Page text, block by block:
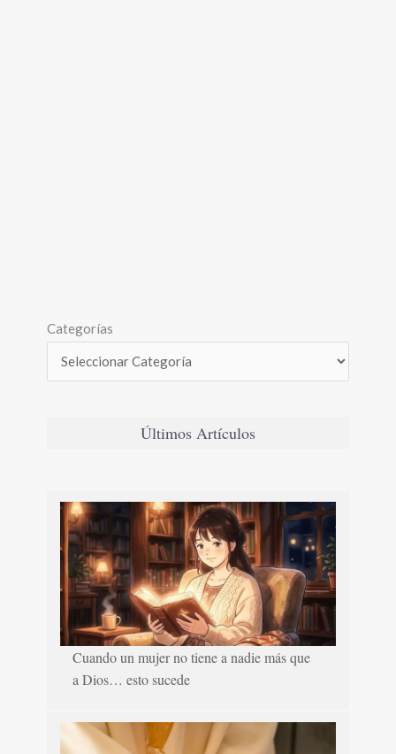
Categorías
Últimos Artículos
Cuando un mujer no tiene a nadie más que
a Dios… esto sucede